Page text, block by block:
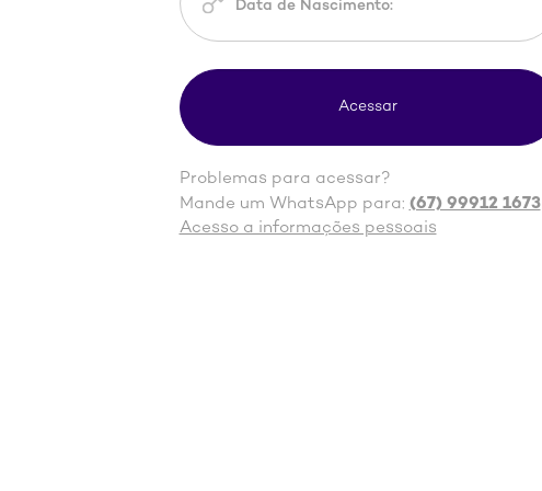
Problemas para acessar?
Mande um WhatsApp para:(67) 99912 1673
Acesso a informações pessoais